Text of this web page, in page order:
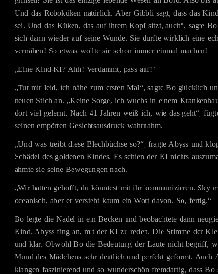
Und das Roboküken natürlich. Aber Gibbli sagt, dass das
sei. Und das Küken, das auf ihrem Kopf sitzt, auch“, sagte
sich dann wieder auf seine Wunde. Sie durfte wirklich eine
vernähen! So etwas wollte sie schon immer einmal machen!
„Eine Kind-KI? Ahh! Verdammt, pass auf!“
„Tut mir leid, ich nähe zum ersten Mal“, sagte Bo glücklich
neuen Stich an. „Keine Sorge, ich wuchs in einem
dort viel gelernt. Nach 41 Jahren weiß ich, wie das geht“,
seinen empörten Gesichtsausdruck wahrnahm.
„Und was treibt diese Blechbüchse so?“, fragte Abyss und
Schädel des goldenen Kindes. Es schien der KI nichts
ahmte sie seine Bewegungen nach.
„Wir hatten gehofft, du könntest mit ihr kommunizieren. Sky
oceanisch, aber er versteht kaum ein Wort davon. So, fertig.“
Bo legte die Nadel in ein Becken und beobachtete dann
Kind. Abyss fing an, mit der KI zu reden. Die Stimme der
und klar. Obwohl Bo die Bedeutung der Laute nicht begriff,
Mund des Mädchens sehr deutlich und perfekt geformt. Auch
klangen faszinierend und so wunderschön fremdartig, dass Bo